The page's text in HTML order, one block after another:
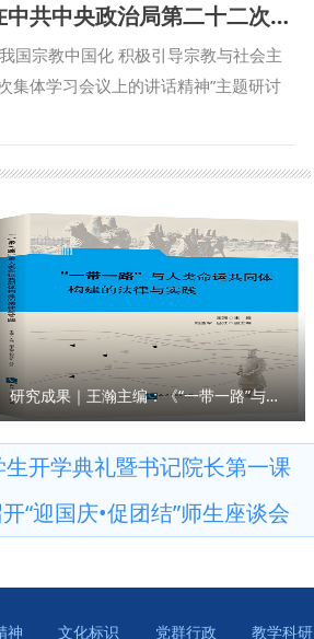
马克思主义宗教学研究中心专题学习习近平总书记在中共中央政治局第二十二次集体学习时的重要讲话精神
国宗教中国化 积极引导宗教与社会主
体学习会议上的讲话精神”主题研讨
学研究中心常务副主任张军政出席会
定信仰，防范宗教渗透，推动宗教工
工作特色智库建设需要，将宗教学研究
坚持正确的政治方向、价值导向、学
总书记关于宗教工作的重要论述，积极
了习近平总书记在中共中央政治局第
学研究中心近期工作情况，并从党的
教工作队伍建设、进一步加强校地协同
习内容进行交流发言。 （供稿：国家
研究成果｜王瀚主编：《“一带一路”与人类命运共同体构建的法律与实践》
开学典礼暨书记院长第一课
“迎国庆•促团结”师生座谈会
神 文化标识 党群行政 教学科研